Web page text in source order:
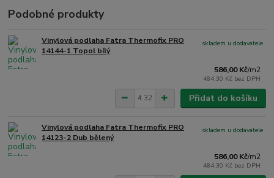
Podobné produkty
Vinylová podlaha Fatra Thermofix PRO
14144-1 Topol bílý
586,00 Kč/m2
484,30 Kč bez DPH
skladem u dodavatele
Přidat do košíku
Vinylová podlaha Fatra Thermofix PRO
14123-2 Dub bělený
586,00 Kč/m2
484,30 Kč bez DPH
skladem u dodavatele